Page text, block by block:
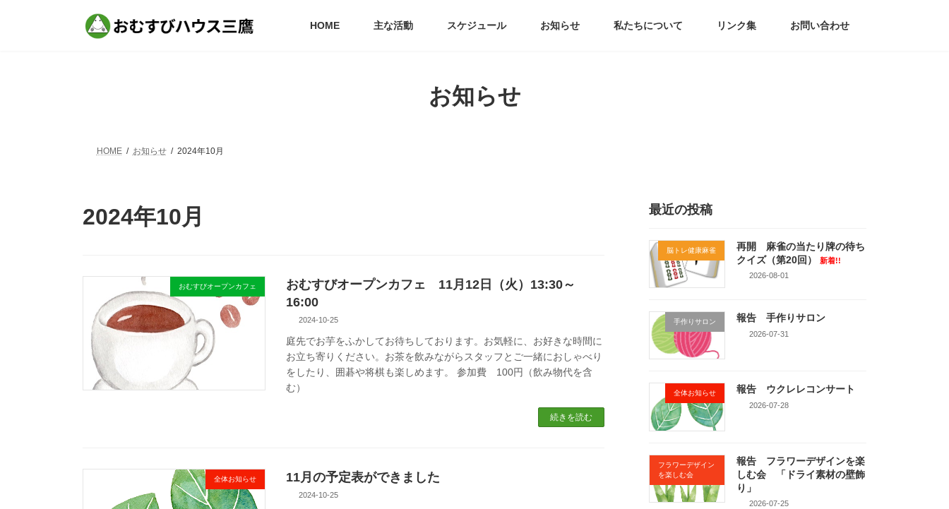
HOME 主な活動 スケジュール お知らせ 私たちについて リンク集 お問い合わせ
お知らせ
HOME お知らせ 2024年10月
2024年10月
おむすびオープンカフェ
おむすびオープンカフェ 11月12日（火）13:30～
16:00
2024-10-25
庭先でお芋をふかしてお待ちしております。お気軽に、お好きな時間に
お立ち寄りください。お茶を飲みながらスタッフとご一緒におしゃべり
をしたり、囲碁や将棋も楽しめます。 参加費 100円（飲み物代を含
む）
続きを読む
全体お知らせ 11月の予定表ができました
2024-10-25
最近の投稿
脳トレ健康麻雀
再開 麻雀の当たり牌の待ち
クイズ（第20回）
新着!!
2026-08-01
手作りサロン 報告 手作りサロン
2026-07-31
全体お知らせ 報告 ウクレレコンサート
2026-07-28
フラワーデザイン
を楽しむ会
報告 フラワーデザインを楽
しむ会 「ドライ素材の壁飾
り」
2026-07-25